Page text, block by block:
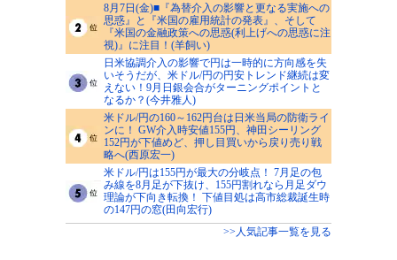
8月7日(金)■『為替介入の影響と更なる実施への
思惑』と『米国の雇用統計の発表』、そして
『米国の金融政策への思惑(利上げへの思惑に注
視)』に注目！(羊飼い)
日米協調介入の影響で円は一時的に方向感を失
いそうだが、米ドル/円の円安トレンド継続は変
えない！9月日銀会合がターニングポイントと
なるか？(今井雅人)
米ドル/円の160～162円台は日米当局の防衛ライ
ンに！ GW介入時安値155円、神田シーリング
152円が下値めど、押し目買いから戻り売り戦
略へ(西原宏一)
米ドル/円は155円が最大の分岐点！ 7月足の包
み線を8月足が下抜け、155円割れなら月足ダウ
理論が下向き転換！ 下値目処は高市総裁誕生時
の147円の窓(田向宏行)
>>人気記事一覧を見る